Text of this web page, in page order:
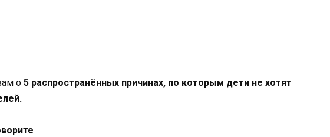
о 5 распространённых причинах, по которым дети не хотят